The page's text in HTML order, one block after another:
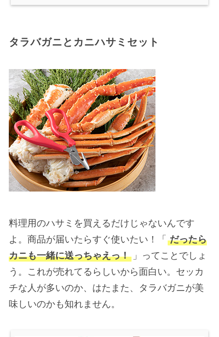
タラバガニとカニハサミセット
料理用のハサミを買えるだけじゃないんです
よ。商品が届いたらすぐ使いたい！「 だったら
カニも一緒に送っちゃえっ！
」ってことでしょ
う。これが売れてるらしいから面白い。セッカ
チな人が多いのか、はたまた、タラバガニが美
味しいのかも知れません。